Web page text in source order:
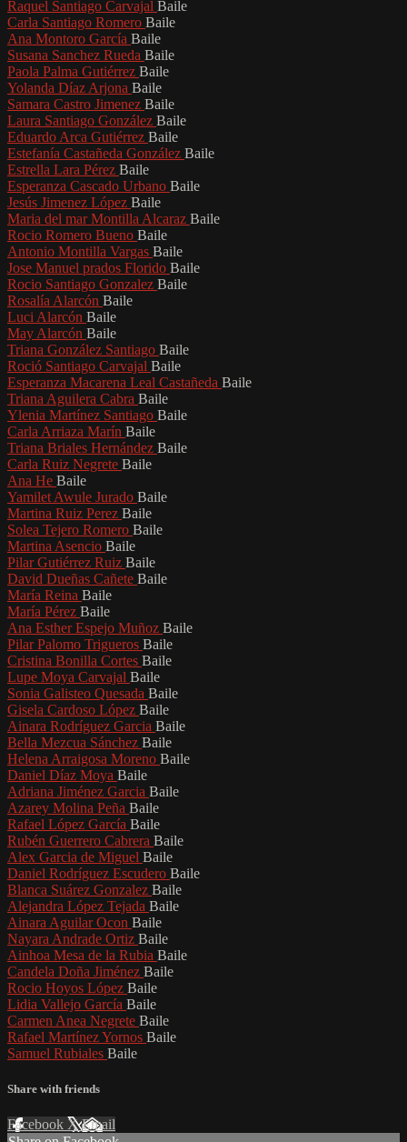
Raquel Santiago Carvajal Baile
Carla Santiago Romero Baile
Ana Montoro García Baile
Susana Sanchez Rueda Baile
Paola Palma Gutiérrez Baile
Yolanda Díaz Arjona Baile
Samara Castro Jimenez Baile
Laura Santiago González Baile
Eduardo Arca Gutiérrez Baile
Estefanía Castañeda González Baile
Estrella Lara Pérez Baile
Esperanza Cascado Urbano Baile
Jesús Jimenez López Baile
Maria del mar Montilla Alcaraz Baile
Rocio Romero Bueno Baile
Antonio Montilla Vargas Baile
Jose Manuel prados Florido Baile
Rocio Santiago Gonzalez Baile
Rosalía Alarcón Baile
Luci Alarcón Baile
May Alarcón Baile
Triana González Santiago Baile
Roció Santiago Carvajal Baile
Esperanza Macarena Leal Castañeda Baile
Triana Aguilera Cabra Baile
Ylenia Martínez Santiago Baile
Carla Arriaza Marín Baile
Triana Briales Hernández Baile
Carla Ruiz Negrete Baile
Ana He Baile
Yamilet Awule Jurado Baile
Martina Ruiz Perez Baile
Solea Tejero Romero Baile
Martina Asencio Baile
Pilar Gutiérrez Ruiz Baile
David Dueñas Cañete Baile
María Reina Baile
María Pérez Baile
Ana Esther Espejo Muñoz Baile
Pilar Palomo Trigueros Baile
Cristina Bonilla Cortes Baile
Lupe Moya Carvajal Baile
Sonia Galisteo Quesada Baile
Gisela Cardoso López Baile
Ainara Rodríguez Garcia Baile
Bella Mezcua Sánchez Baile
Helena Arraigosa Moreno Baile
Daniel Díaz Moya Baile
Adriana Jiménez Garcia Baile
Azarey Molina Peña Baile
Rafael López García Baile
Rubén Guerrero Cabrera Baile
Alex Garcia de Miguel Baile
Daniel Rodríguez Escudero Baile
Blanca Suárez Gonzalez Baile
Alejandra López Tejada Baile
Ainara Aguilar Ocon Baile
Nayara Andrade Ortiz Baile
Ainhoa Mesa de la Rubia Baile
Candela Doña Jiménez Baile
Rocio Hoyos López Baile
Lidia Vallejo García Baile
Carmen Anea Negrete Baile
Rafael Martínez Yornos Baile
Samuel Rubiales Baile
Share with friends
Facebook XEmail